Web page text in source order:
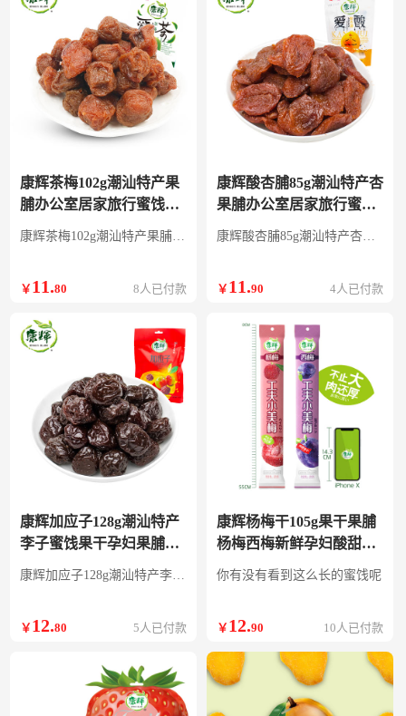
康辉茶梅102g潮汕特产果
脯办公室居家旅行蜜饯
8090后怀旧零食李子 茶梅
102g
康辉茶梅102g潮汕特产果脯办公室居家旅行蜜饯8090后怀旧零食李子
￥ 11.80 8人已付款
康辉酸杏脯85g潮汕特产杏
果脯办公室居家旅行蜜饯
8090后怀旧零食 爱酸-酸杏
康辉酸杏脯85g潮汕特产杏果脯办公室居家旅行蜜饯8090后怀旧零食
￥ 11.90 4人已付款
康辉加应子128g潮汕特产
李子蜜饯果干孕妇果脯酸
甜休闲零食小吃 加应子
128g
康辉加应子128g潮汕特产李子蜜饯果干孕妇果脯酸甜休闲零食小吃
￥ 12.80 5人已付款
康辉杨梅干105g果干果脯
杨梅西梅新鲜孕妇酸甜小
零食散装蜜饯梅子 工夫杨
你有没有看到这么长的蜜饯呢
￥ 12.90 10人已付款